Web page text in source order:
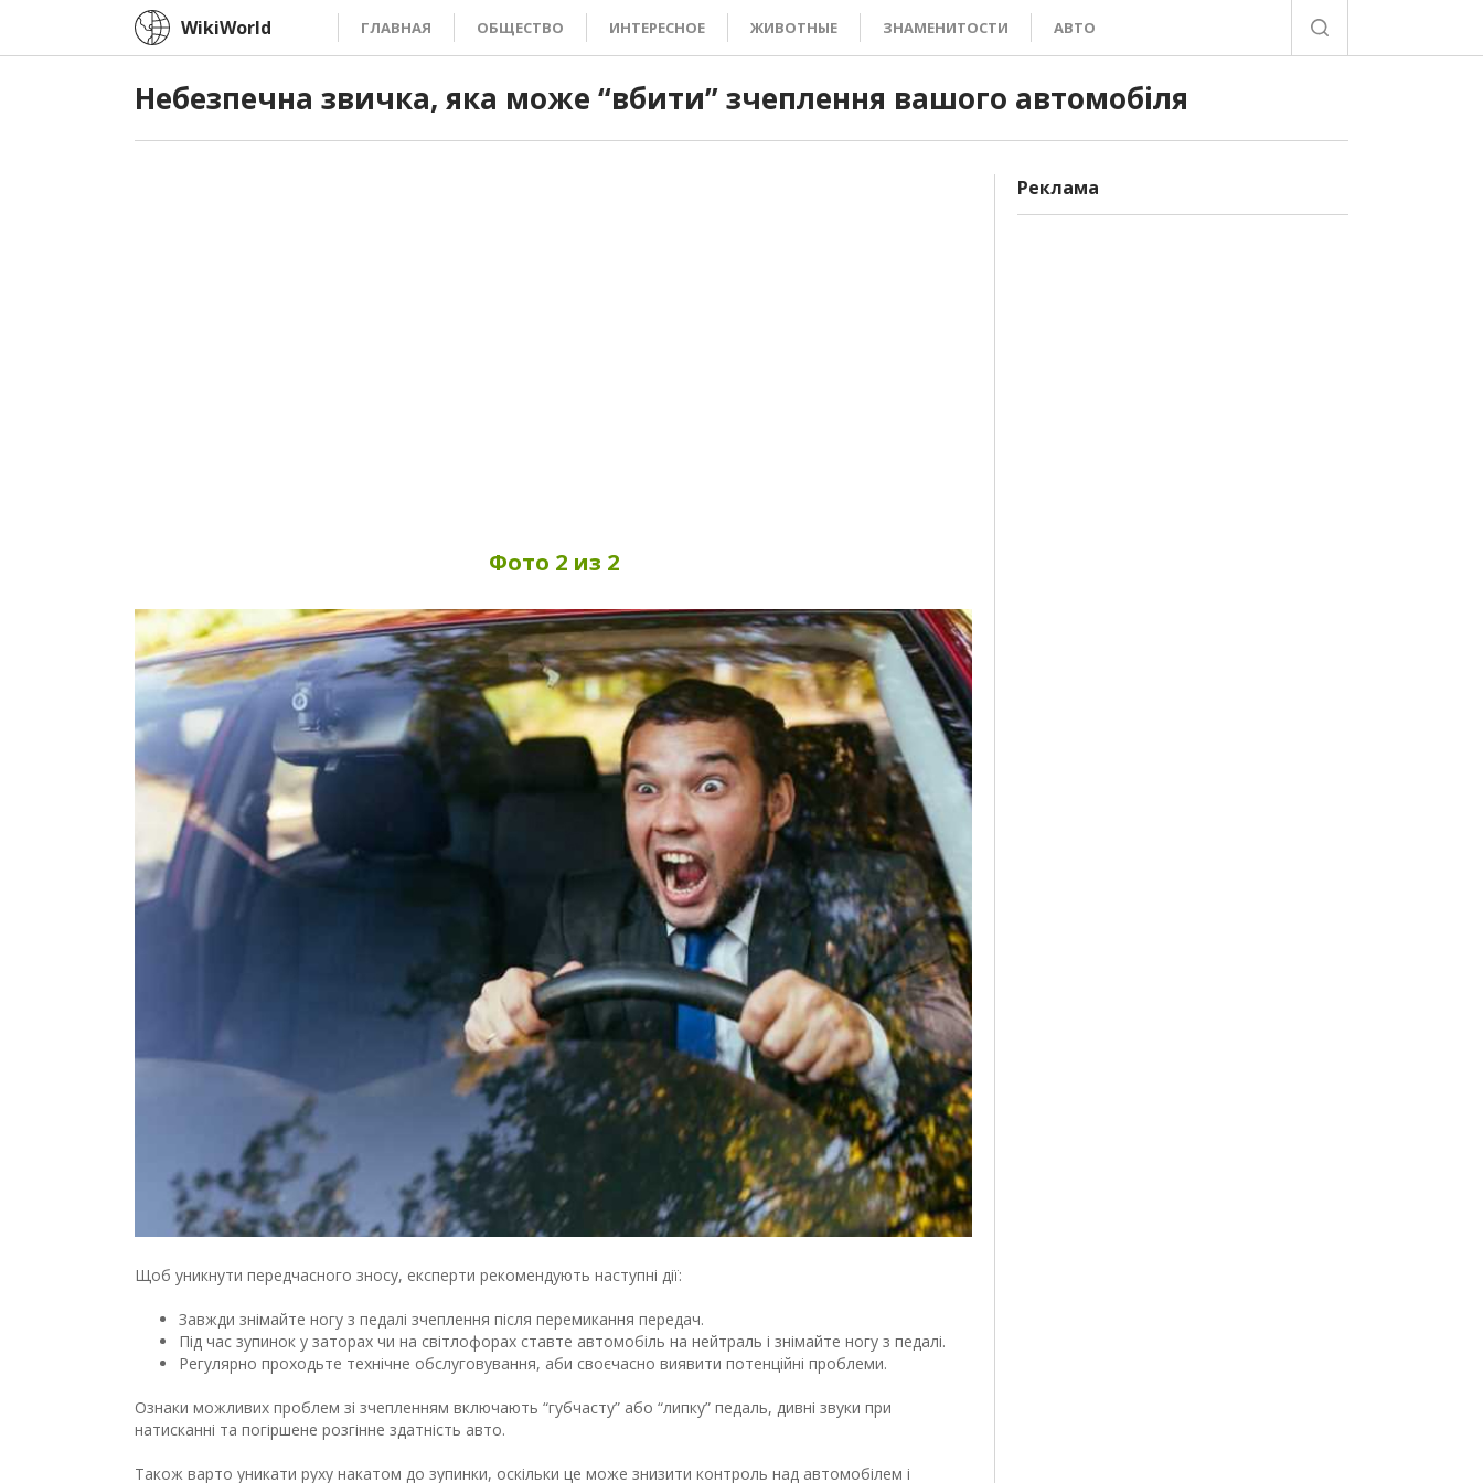
WikiWorld ГЛАВНАЯ ОБЩЕСТВО ИНТЕРЕСНОЕ ЖИВОТНЫЕ ЗНАМЕНИТОСТИ АВТО
Небезпечна звичка, яка може “вбити” зчеплення вашого автомобіля
Фото 2 из 2
Щоб уникнути передчасного зносу, експерти рекомендують наступні дії:
Завжди знімайте ногу з педалі зчеплення після перемикання передач.
Під час зупинок у заторах чи на світлофорах ставте автомобіль на нейтраль і знімайте ногу з педалі.
Регулярно проходьте технічне обслуговування, аби своєчасно виявити потенційні проблеми.
Ознаки можливих проблем зі зчепленням включають “губчасту” або “липку” педаль, дивні звуки при
натисканні та погіршене розгінне здатність авто.
Також варто уникати руху накатом до зупинки, оскільки це може знизити контроль над автомобілем і
Реклама